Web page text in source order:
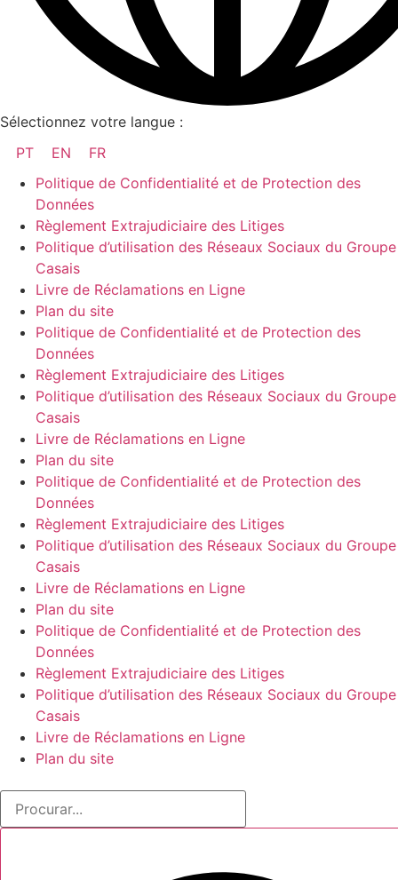
Sélectionnez votre langue :
PT
EN
FR
Politique de Confidentialité et de Protection des
Données
Règlement Extrajudiciaire des Litiges
Politique d’utilisation des Réseaux Sociaux du Groupe
Casais
Livre de Réclamations en Ligne
Plan du site
Politique de Confidentialité et de Protection des
Données
Règlement Extrajudiciaire des Litiges
Politique d’utilisation des Réseaux Sociaux du Groupe
Casais
Livre de Réclamations en Ligne
Plan du site
Politique de Confidentialité et de Protection des
Données
Règlement Extrajudiciaire des Litiges
Politique d’utilisation des Réseaux Sociaux du Groupe
Casais
Livre de Réclamations en Ligne
Plan du site
Politique de Confidentialité et de Protection des
Données
Règlement Extrajudiciaire des Litiges
Politique d’utilisation des Réseaux Sociaux du Groupe
Casais
Livre de Réclamations en Ligne
Plan du site